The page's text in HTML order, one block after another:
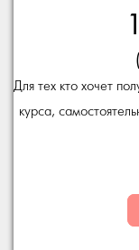
Для тех кто хочет
курса,